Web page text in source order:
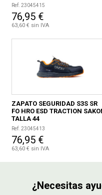
Ref. 23045415
76,95 €
63,60 € sin IVA
ZAPATO SEGURIDAD S3S SR
FO HRO ESD TRACTION
TALLA 44
Ref. 23045413
76,95 €
63,60 € sin IVA
¿Necesitas